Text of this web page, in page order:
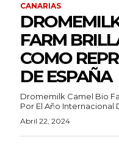
CANARIAS
FARM
COMO
DE ESPAÑA
Dromemilk Camel Bio
Por El Año Internacional
Abril 22, 2024